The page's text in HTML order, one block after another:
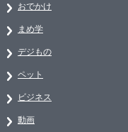
おでかけ
まめ学
デジもの
ペット
ビジネス
動画